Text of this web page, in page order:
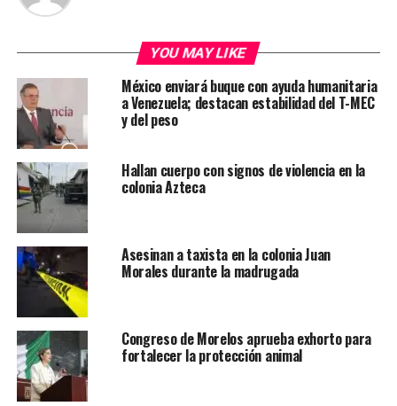
YOU MAY LIKE
México enviará buque con ayuda humanitaria
a Venezuela; destacan estabilidad del T-MEC
y del peso
Hallan cuerpo con signos de violencia en la
colonia Azteca
Asesinan a taxista en la colonia Juan
Morales durante la madrugada
Congreso de Morelos aprueba exhorto para
fortalecer la protección animal